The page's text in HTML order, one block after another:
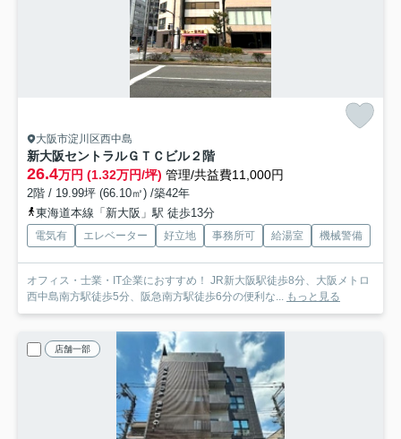
大阪市淀川区西中島
新大阪セントラルＧＴＣビル２階
26.4万円 (1.32万円/坪) 管理/共益費11,000円
2階 / 19.99坪 (66.10㎡) /築42年
東海道本線「新大阪」駅 徒歩13分
電気有 エレベーター 好立地 事務所可 給湯室 機械警備
オフィス・士業・IT企業におすすめ！ JR新大阪駅徒歩8分、大阪メトロ
西中島南方駅徒歩5分、阪急南方駅徒歩6分の便利な... もっと見る
店舗一部